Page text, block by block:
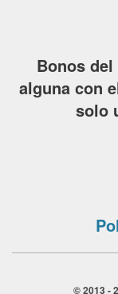
Bonos
alguna con
solo
© 2013 -